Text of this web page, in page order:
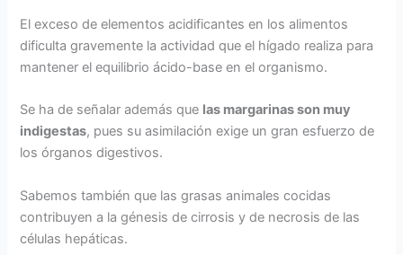
El exceso de elementos acidificantes en los alimentos
dificulta gravemente la actividad que el hígado realiza para
mantener el equilibrio ácido-base en el organismo.
Se ha de señalar además que las margarinas son muy
indigestas, pues su asimilación exige un gran esfuerzo de
los órganos digestivos.
Sabemos también que las grasas animales cocidas
contribuyen a la génesis de cirrosis y de necrosis de las
células hepáticas.